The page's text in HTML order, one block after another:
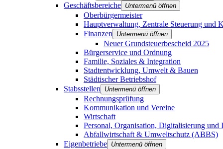
Geschäftsbereiche Untermenü öffnen
Oberbürgermeister
Hauptverwaltung, Zentrale Steuerung und
Finanzen
Untermenü öffnen
Neuer Grundsteuerbescheid 2025
Bürgerservice und Ordnung
Familie, Soziales & Integration
Stadtentwicklung, Umwelt & Bauen
Städtischer Betriebshof
Stabsstellen
Untermenü öffnen
Rechnungsprüfung
Kommunikation und Vereine
Wirtschaft
Personal, Organisation, Digitalisierung und
Abfallwirtschaft & Umweltschutz (ABBS)
Eigenbetriebe Untermenü öffnen